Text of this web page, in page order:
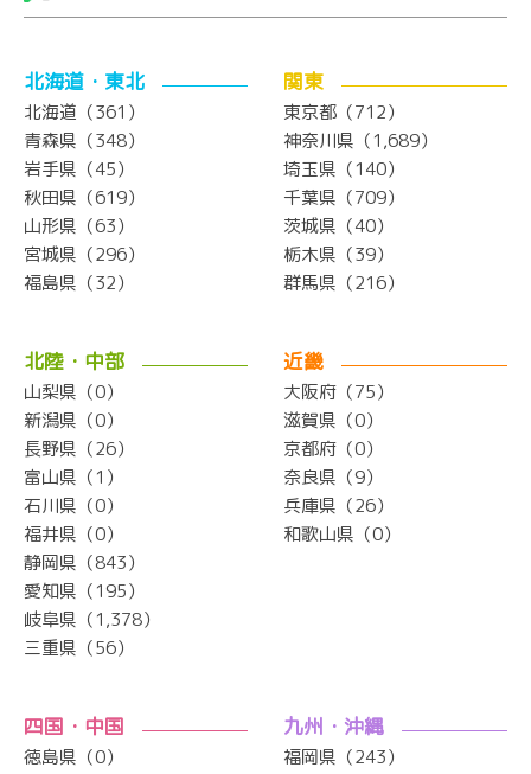
北海道・東北
北海道（361）
青森県（348）
岩手県（45）
秋田県（619）
山形県（63）
宮城県（296）
福島県（32）
関東
東京都（712）
神奈川県（1,689）
埼玉県（140）
千葉県（709）
茨城県（40）
栃木県（39）
群馬県（216）
北陸・中部
山梨県（0）
新潟県（0）
長野県（26）
富山県（1）
石川県（0）
福井県（0）
静岡県（843）
愛知県（195）
岐阜県（1,378）
三重県（56）
近畿
大阪府（75）
滋賀県（0）
京都府（0）
奈良県（9）
兵庫県（26）
和歌山県（0）
四国・中国
徳島県（0）
九州・沖縄
福岡県（243）